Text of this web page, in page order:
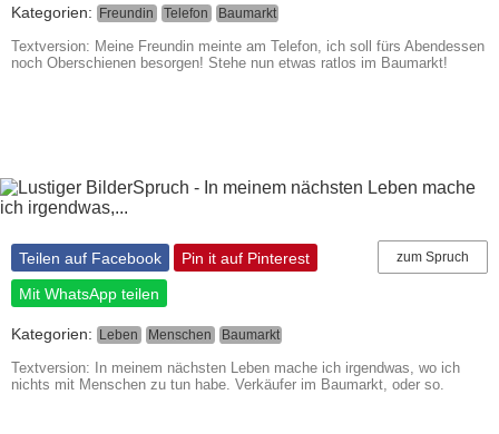
Kategorien: Freundin Telefon Baumarkt
Textversion: Meine Freundin meinte am Telefon, ich soll fürs Abendessen
noch Oberschienen besorgen! Stehe nun etwas ratlos im Baumarkt!
zum Spruch
Teilen auf Facebook
Pin it auf Pinterest
Mit WhatsApp teilen
Kategorien: Leben Menschen Baumarkt
Textversion: In meinem nächsten Leben mache ich irgendwas, wo ich
nichts mit Menschen zu tun habe. Verkäufer im Baumarkt, oder so.